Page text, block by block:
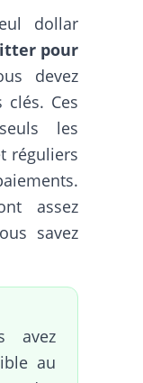
dollar
pour
devez
Ces
les
réguliers
assez
savez
avez
au